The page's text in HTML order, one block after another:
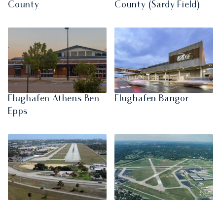
County
County (Sardy Field)
Flughafen Athens Ben
Epps
Flughafen Bangor